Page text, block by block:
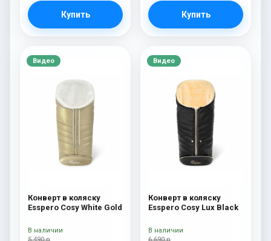
Купить Купить
Видео
Конверт в коляску
Esspero Cosy White Gold
В наличии
Видео
Конверт в коляску
Esspero Cosy Lux Black
В наличии